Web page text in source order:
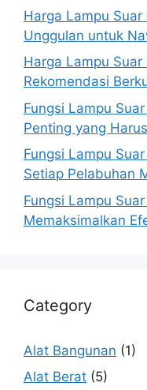
Harga Lampu
Unggulan untuk
Harga Lampu
Rekomendasi
Fungsi Lampu
Penting yang
Fungsi Lampu
Setiap Pelabuhan
Fungsi Lampu
Memaksimalkan
Category
Alat Bangunan (1)
Alat Berat (5)